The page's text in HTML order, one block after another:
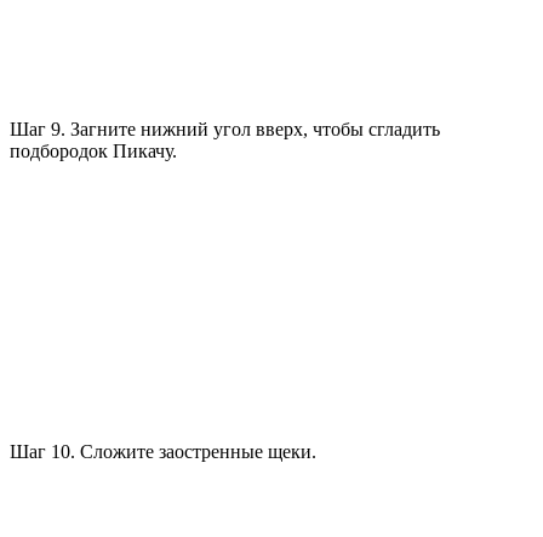
Шаг 9. Загните нижний угол вверх, чтобы сгладить
подбородок Пикачу.
Шаг 10. Сложите заостренные щеки.